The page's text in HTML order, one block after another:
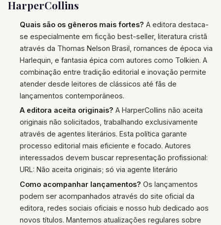
HarperCollins
Quais são os gêneros mais fortes? A editora destaca-
se especialmente em ficção best-seller, literatura cristã
através da Thomas Nelson Brasil, romances de época via
Harlequin, e fantasia épica com autores como Tolkien. A
combinação entre tradição editorial e inovação permite
atender desde leitores de clássicos até fãs de
lançamentos contemporâneos.
A editora aceita originais? A HarperCollins não aceita
originais não solicitados, trabalhando exclusivamente
através de agentes literários. Esta política garante
processo editorial mais eficiente e focado. Autores
interessados devem buscar representação profissional:
URL: Não aceita originais; só via agente literário
Como acompanhar lançamentos? Os lançamentos
podem ser acompanhados através do site oficial da
editora, redes sociais oficiais e nosso hub dedicado aos
novos títulos. Mantemos atualizações regulares sobre